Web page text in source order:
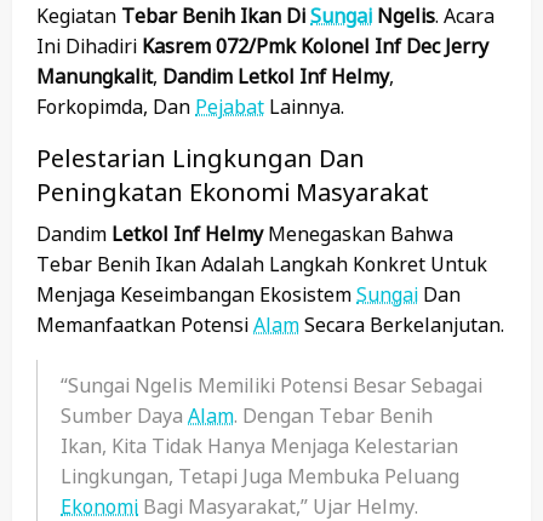
Kegiatan Tebar Benih Ikan DiSungai Ngelis. Acara
Ini Dihadiri Kasrem 072/Pmk Kolonel Inf Dec Jerry
Manungkalit, Dandim Letkol Inf Helmy,
Forkopimda, Dan Pejabat Lainnya.
Pelestarian Lingkungan Dan
Peningkatan Ekonomi Masyarakat
Dandim Letkol Inf HelmyMenegaskan Bahwa
Tebar Benih Ikan Adalah Langkah Konkret Untuk
Menjaga Keseimbangan EkosistemSungai Dan
Memanfaatkan PotensiAlamSecara Berkelanjutan.
“Sungai Ngelis Memiliki Potensi Besar Sebagai
Sumber Daya Alam. Dengan Tebar Benih
Ikan, Kita Tidak Hanya Menjaga Kelestarian
Lingkungan, Tetapi Juga Membuka Peluang
Ekonomi Bagi Masyarakat,” Ujar Helmy.